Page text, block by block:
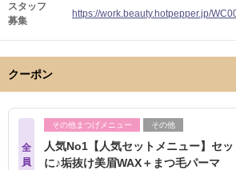
スタッフ
募集
https://work.beauty.hotpepper.jp/
クーポン
全
員
その他まつげメニュー その他
人気No1【人気セットメニュー】セ
に♪垢抜け美眉WAX＋まつ毛パーマ